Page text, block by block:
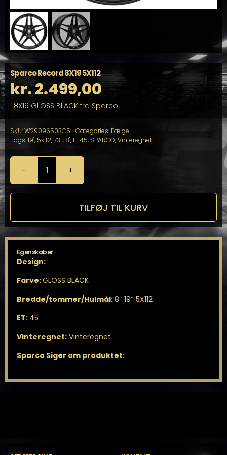
Sparco Record 8X19 5X112
kr.2.499,00
i 8X19 GLOSS BLACK fra Sparco
SKU:W29096503C5 Categories: Fælge
Tags:19", 5x112,73.1, 8", ET45, SPARCO,Vinteregnet
Sparco
Record
8X19
TILFØJ TIL KURV
Egenskaber
Design:
Farve:GLOSS BLACK
Bredde/tommer/Hulmål:8″ 19″ 5X112
ET: 45
Vinteregnet:Vinteregnet
Sparco Siger om produktet: